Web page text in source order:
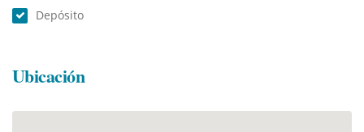
Depósito
Ubicación